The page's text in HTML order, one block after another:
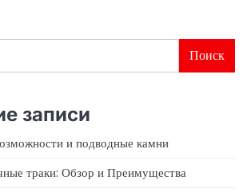
Поиск
записи
и подводные камни
траки: Обзор и Преимущества